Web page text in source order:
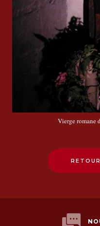
Vierge romane